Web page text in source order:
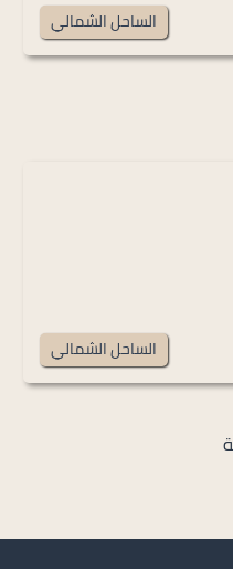
الساحل الشمالي
الساحل الشمالي